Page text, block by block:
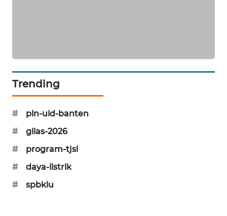
Trending
#
pln-uid-banten
#
giias-2026
#
program-tjsl
#
daya-listrik
#
spbklu
HUMBANG
NEWS
GARONGGANG
NEWS
FISUELRI
ID
ENERGI